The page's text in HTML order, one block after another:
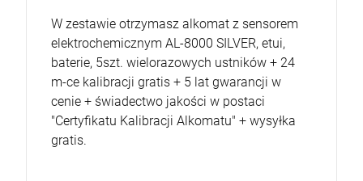
W zestawie otrzymasz alkomat z sensorem
elektrochemicznym AL-8000 SILVER, etui,
baterie, 5szt. wielorazowych ustników + 24
m-ce kalibracji gratis + 5 lat gwarancji w
cenie + świadectwo jakości w postaci
"Certyfikatu Kalibracji Alkomatu" + wysyłka
gratis.